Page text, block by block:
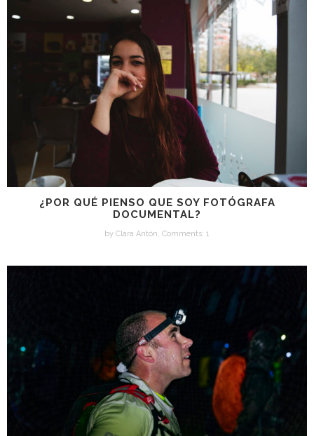
¿POR QUÉ PIENSO QUE SOY FOTÓGRAFA
DOCUMENTAL?
by Clara Antón, Comments: 1